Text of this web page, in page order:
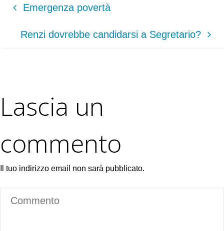
Emergenza povertà
Renzi dovrebbe candidarsi a Segretario?
Lascia un
commento
Il tuo indirizzo email non sarà pubblicato.